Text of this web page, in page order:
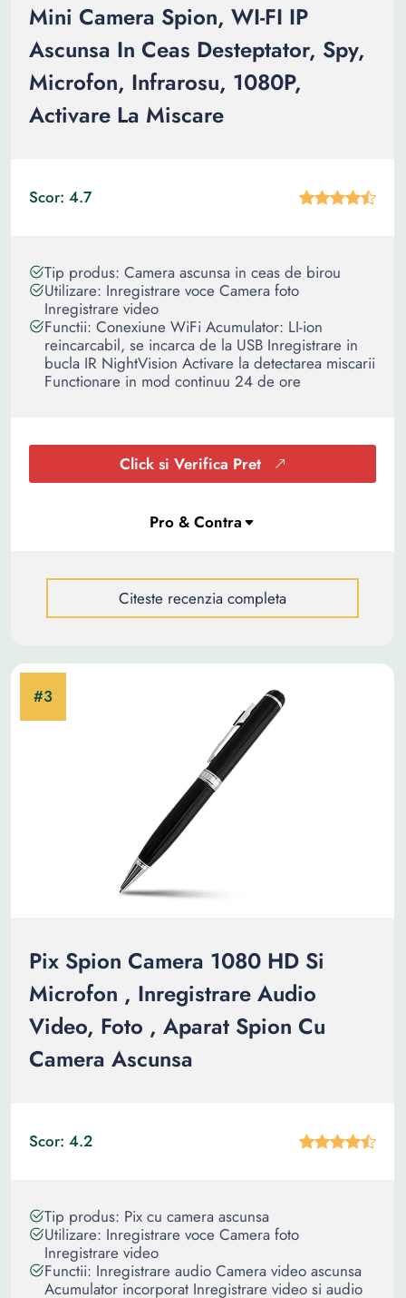
Mini Camera Spion, WI-FI IP
Ascunsa In Ceas Desteptator, Spy,
Microfon, Infrarosu, 1080P,
Activare La Miscare
Scor: 4.7
Tip produs: Camera ascunsa in ceas de birou
Utilizare: Inregistrare voce Camera foto
Inregistrare video
Functii: Conexiune WiFi Acumulator: LI-ion
reincarcabil, se incarca de la USB Inregistrare in
bucla IR NightVision Activare la detectarea miscarii
Functionare in mod continuu 24 de ore
Click si Verifica Pret
Citeste recenzia completa
Pix Spion Camera 1080 HD Si
Microfon , Inregistrare Audio
Video, Foto , Aparat Spion Cu
Camera Ascunsa
Scor: 4.2
Tip produs: Pix cu camera ascunsa
Utilizare: Inregistrare voce Camera foto
Inregistrare video
Functii: Inregistrare audio Camera video ascunsa
Acumulator incorporat Inregistrare video si audio